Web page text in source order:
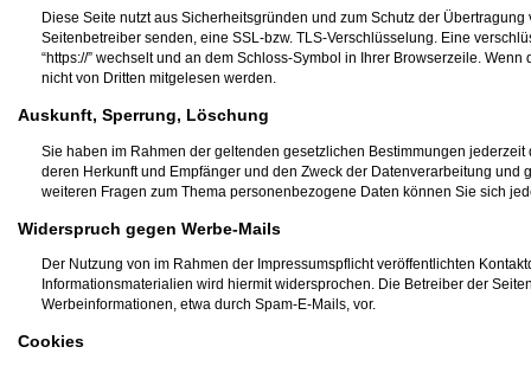
Diese Seite nutzt aus Sicherheitsgründen und zum Schutz der
Seitenbetreiber senden, eine SSL-bzw. TLS-Verschlüsselung. Eine
“https://” wechselt und an dem Schloss-Symbol in Ihrer Browserzeile.
nicht von Dritten mitgelesen werden.
Auskunft, Sperrung, Löschung
Sie haben im Rahmen der geltenden gesetzlichen Bestimmungen
deren Herkunft und Empfänger und den Zweck der Datenverarbeitung
weiteren Fragen zum Thema personenbezogene Daten können Sie sich
Widerspruch gegen Werbe-Mails
Der Nutzung von im Rahmen der Impressumspflicht veröffentlichten
Informationsmaterialien wird hiermit widersprochen. Die Betreiber der
Werbeinformationen, etwa durch Spam-E-Mails, vor.
Cookies